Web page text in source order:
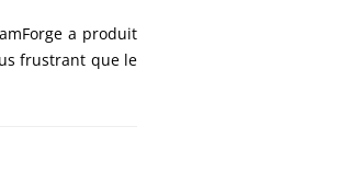
a produit
frustrant que le